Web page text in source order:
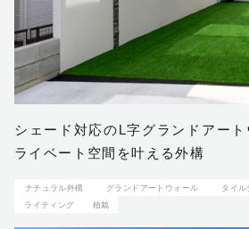
シェード対応のL字グランドアー
ライベート空間を叶える外構
ナチュラル外構 グランドアートウォール タイル
ライティング
植栽